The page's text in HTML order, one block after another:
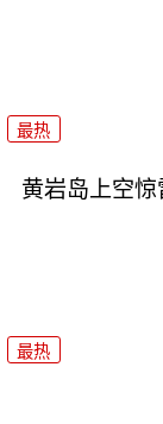
最热
黄岩岛上空
最热